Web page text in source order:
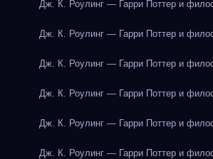
Дж. К. Роулинг — Гарри Поттер и
Дж. К. Роулинг — Гарри Поттер и
Дж. К. Роулинг — Гарри Поттер и
Дж. К. Роулинг — Гарри Поттер и
Дж. К. Роулинг — Гарри Поттер и
Дж. К. Роулинг — Гарри Поттер и